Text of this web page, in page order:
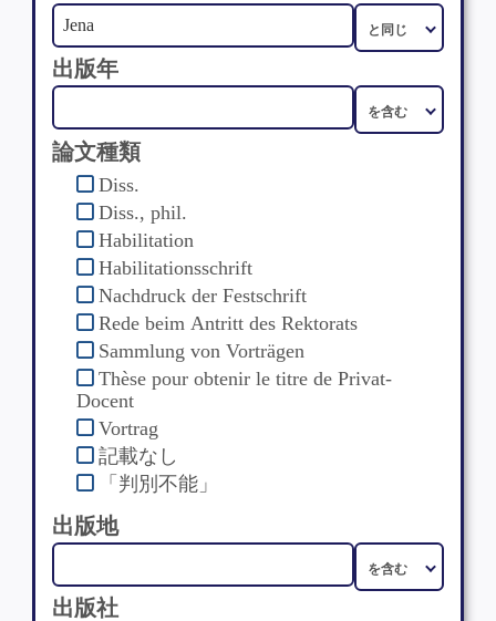
出版年
論文種類
Diss.
Diss., phil.
Habilitation
Habilitationsschrift
Nachdruck der Festschrift
Rede beim Antritt des Rektorats
Sammlung von Vorträgen
Thèse pour obtenir le titre de Privat-
Docent
Vortrag
記載なし
「判別不能」
出版地
出版社